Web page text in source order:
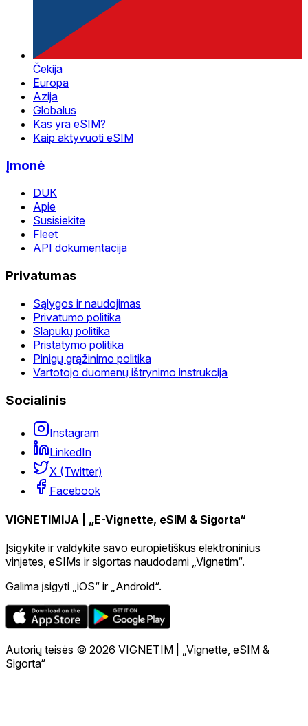
Čekija
Europa
Azija
Globalus
Kas yra eSIM?
Kaip aktyvuoti eSIM
Įmonė
DUK
Apie
Susisiekite
Fleet
API dokumentacija
Privatumas
Sąlygos ir naudojimas
Privatumo politika
Slapukų politika
Pristatymo politika
Pinigų grąžinimo politika
Vartotojo duomenų ištrynimo instrukcija
Socialinis
Instagram
LinkedIn
X (Twitter)
Facebook
VIGNETIMIJA | „E-Vignette, eSIM & Sigorta“
Įsigykite ir valdykite savo europietiškus elektroninius
vinjetes, eSIMs ir sigortas naudodami „Vignetim“.
Galima įsigyti „iOS“ ir „Android“.
Autorių teisės © 2026 VIGNETIM | „Vignette, eSIM &
Sigorta“